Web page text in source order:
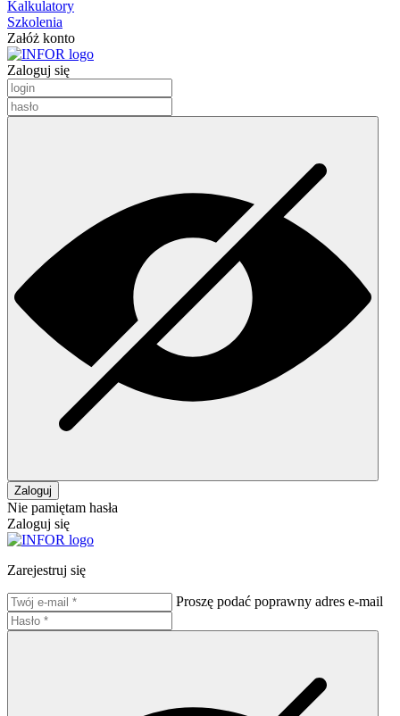
Kalkulatory
Szkolenia
Załóż konto
Zaloguj się
Zaloguj
Nie pamiętam hasła
Zaloguj się
Zarejestruj się
Proszę podać poprawny adres e-mail